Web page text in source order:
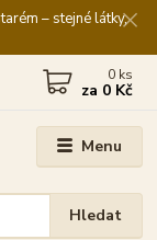
– stejné látky,
Menu
Hledat
0 ks
za 0 Kč